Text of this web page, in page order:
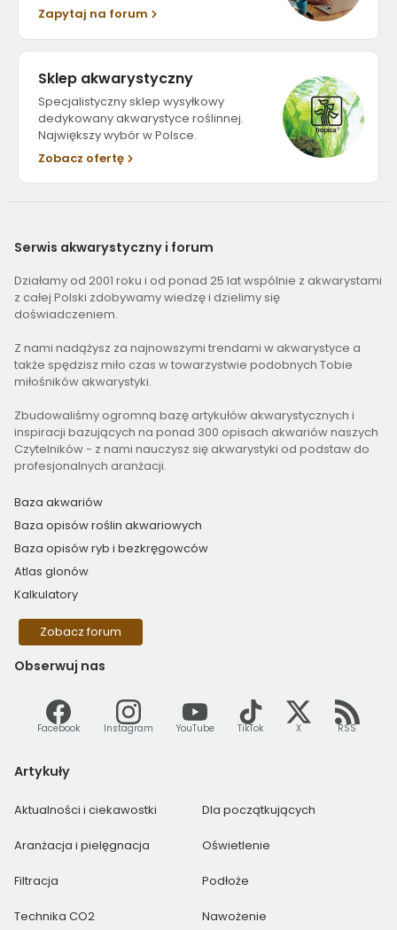
Zapytaj na forum
Sklep akwarystyczny
Specjalistyczny sklep wysyłkowy
dedykowany akwarystyce roślinnej.
Największy wybór w Polsce.
Zobacz ofertę
Serwis akwarystyczny i forum
Działamy od 2001 roku i od ponad 25 lat wspólnie z akwarystami
z całej Polski zdobywamy wiedzę i dzielimy się
doświadczeniem.
Z nami nadążysz za najnowszymi trendami w akwarystyce a
także spędzisz miło czas w towarzystwie podobnych Tobie
miłośników akwarystyki.
Zbudowaliśmy ogromną bazę artykułów akwarystycznych i
inspiracji bazujących na ponad 300 opisach akwariów naszych
Czytelników - z nami nauczysz się akwarystyki od podstaw do
profesjonalnych aranżacji.
Baza akwariów
Baza opisów roślin akwariowych
Baza opisów ryb i bezkręgowców
Atlas glonów
Kalkulatory
Zobacz forum
Obserwuj nas
Facebook Instagram YouTube TikTok X RSS
Artykuły
Aktualności i ciekawostki Dla początkujących
Aranżacja i pielęgnacja Oświetlenie
Filtracja Podłoże
Technika CO2 Nawożenie